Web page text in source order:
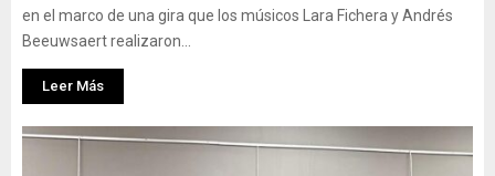
en el marco de una gira que los músicos Lara Fichera y Andrés
Beeuwsaert realizaron...
Leer Más